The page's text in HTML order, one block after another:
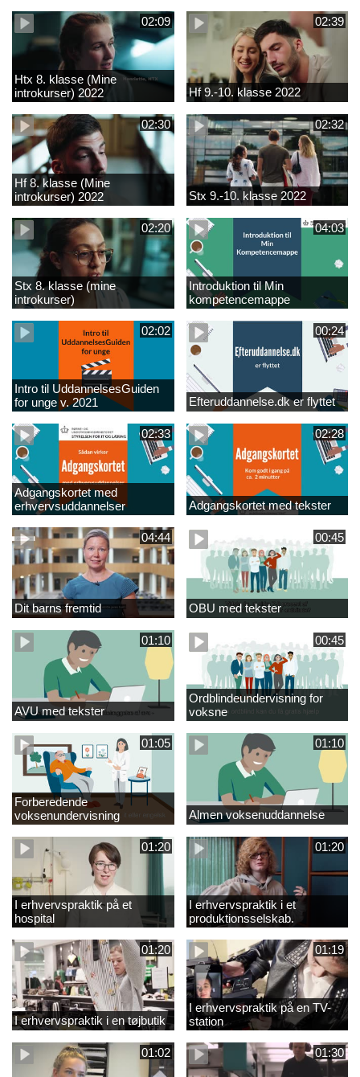
02:09
Htx 8. klasse (Mine
introkurser) 2022
02:39
Hf 9.-10. klasse 2022
02:30
Hf 8. klasse (Mine
introkurser) 2022
02:32
Stx 9.-10. klasse 2022
02:20
Stx 8. klasse (mine
introkurser)
04:03
Introduktion til Min
kompetencemappe
02:02
Intro til UddannelsesGuiden
for unge v. 2021
00:24
Efteruddannelse.dk er flyttet
02:33
Adgangskortet med
erhvervsuddannelser
02:28
Adgangskortet med tekster
04:44
Dit barns fremtid
00:45
OBU med tekster
01:10
AVU med tekster
00:45
Ordblindeundervisning for
voksne
01:05
Forberedende
voksenundervisning
01:10
Almen voksenuddannelse
01:20
I erhvervspraktik på et
hospital
01:20
I erhvervspraktik i et
produktionsselskab.
01:20
I erhvervspraktik i en tøjbutik
01:19
I erhvervspraktik på en TV-
station
01:02 01:30